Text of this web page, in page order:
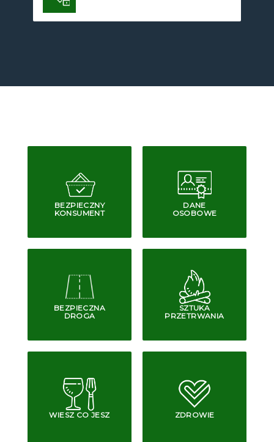
BEZPIECZNY
KONSUMENT
DANE
OSOBOWE
BEZPIECZNA
DROGA
SZTUKA
PRZETRWANIA
WIESZ CO JESZ ZDROWIE